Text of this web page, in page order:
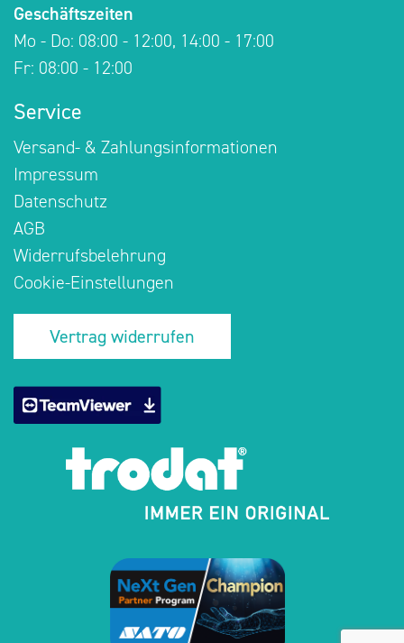
Geschäftszeiten
Mo - Do: 08:00 - 12:00, 14:00 - 17:00
Fr: 08:00 - 12:00
Service
Versand- & Zahlungsinformationen
Impressum
Datenschutz
AGB
Widerrufsbelehrung
Cookie-Einstellungen
Vertrag widerrufen